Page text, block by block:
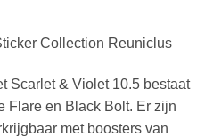
Collection Reuniclus
Scarlet & Violet 10.5 bestaat
Flare en Black Bolt. Er zijn
met boosters van